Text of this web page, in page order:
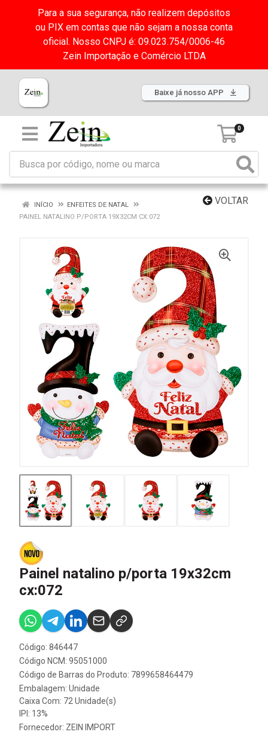
Para a sua segurança, não realizem depósitos
ou PIX em contas que não sejam a nossa conta
oficial. Nosso CNPJ é: 09.023.754/0006-46
Zein Importação e Comércio LTDA
Baixe já nosso APP
0
VOLTAR
INÍCIO
ENFEITES DE NATAL
PAINEL NATALINO P/PORTA 19X32CM CX:072
Painel natalino p/porta 19x32cm
cx:072
Código: 846447
Código NCM: 95051000
Código de Barras do Produto: 7899658464479
Embalagem: Unidade
Caixa Com: 72 Unidade(s)
IPI: 13%
Fornecedor: ZEIN IMPORT